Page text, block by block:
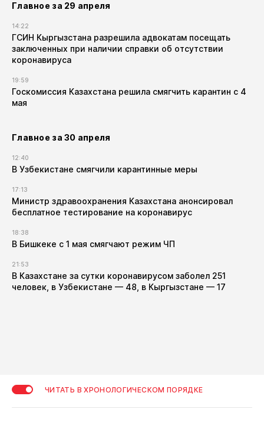
Главное за 29 апреля
14:22
ГСИН Кыргызстана разрешила адвокатам посещать
заключенных при наличии справки об отсутствии
коронавируса
19:59
Госкомиссия Казахстана решила смягчить карантин с 4
мая
Главное за 30 апреля
12:40
В Узбекистане смягчили карантинные меры
17:13
Министр здравоохранения Казахстана анонсировал
бесплатное тестирование на коронавирус
18:38
В Бишкеке с 1 мая смягчают режим ЧП
21:53
В Казахстане за сутки коронавирусом заболел 251
человек, в Узбекистане — 48, в Кыргызстане — 17
ЧИТАТЬ В ХРОНОЛОГИЧЕСКОМ ПОРЯДКЕ